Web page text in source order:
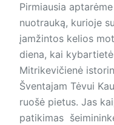
Pirmiausia
nuotrauką, kurioje
įamžintos kelios
diena, kai
Mitrikevičienė
Šventajam Tėvui
ruošė pietus. Jas
patikimas